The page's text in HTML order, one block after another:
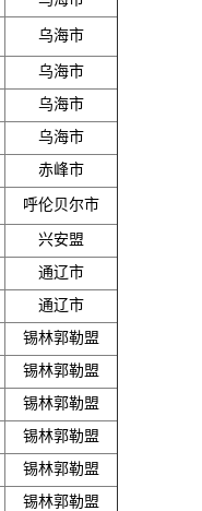
乌海市
乌海市
乌海市
乌海市
赤峰市
呼伦贝尔市
兴安盟
通辽市
通辽市
锡林郭勒盟
锡林郭勒盟
锡林郭勒盟
锡林郭勒盟
锡林郭勒盟
锡林郭勒盟